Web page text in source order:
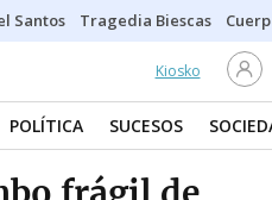
Santos Tragedia Biescas
Kiosko
POLÍTICA SUCESOS